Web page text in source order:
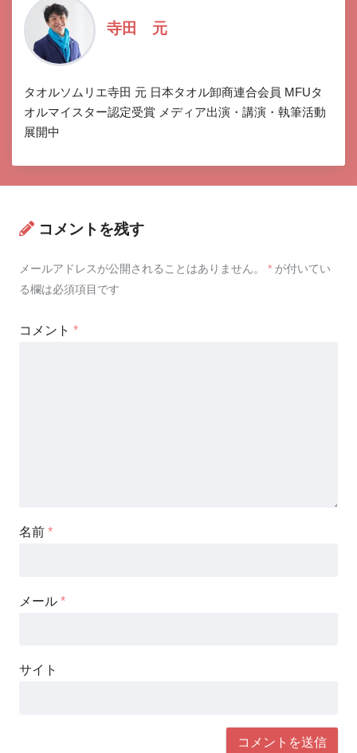
寺田 元
タオルソムリエ寺田 元 日本タオル卸商連合会員 MFUタ
オルマイスター認定受賞 メディア出演・講演・執筆活動
展開中
コメントを残す
メールアドレスが公開されることはありません。 * が付いてい
る欄は必須項目です
コメント *
名前 *
メール *
サイト